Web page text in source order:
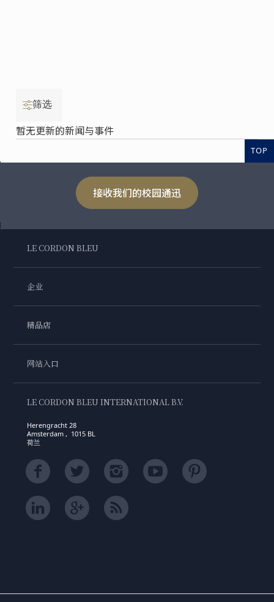
筛选
暂无更新的新闻与事件
TOP
接收我们的校园通迅
LE CORDON BLEU
企业
精品店
网站入口
LE CORDON BLEU INTERNATIONAL B.V.
Herengracht 28
Amsterdam , 1015 BL
荷兰